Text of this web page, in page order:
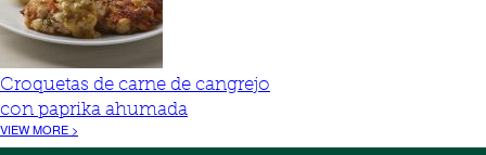
Croquetas de carne de cangrejo
con paprika ahumada
VIEW MORE >